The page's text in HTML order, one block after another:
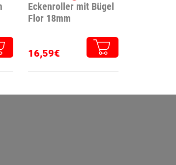
Eckenroller mit Bügel
Flor 18mm
16,59€